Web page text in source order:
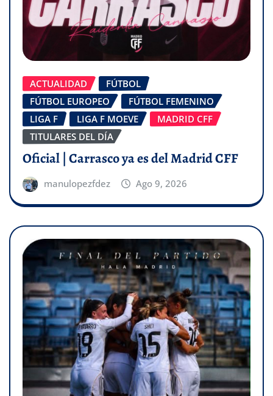
ACTUALIDAD
FÚTBOL
FÚTBOL EUROPEO
FÚTBOL FEMENINO
LIGA F
LIGA F MOEVE
MADRID CFF
TITULARES DEL DÍA
Oficial | Carrasco ya es del Madrid CFF
manulopezfdez Ago 9, 2026